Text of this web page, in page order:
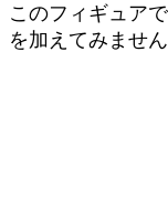
このフィギュア
を加えてみませ